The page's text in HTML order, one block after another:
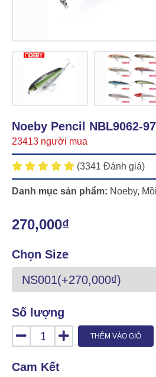
Noeby Pencil NBL9062-
23413 người mua
(3341 Đánh giá)
Danh mục sản phẩm: Noeby,
270,000₫
Chọn Size
Số lượng
THÊM VÀO GIỎ
Cam Kết